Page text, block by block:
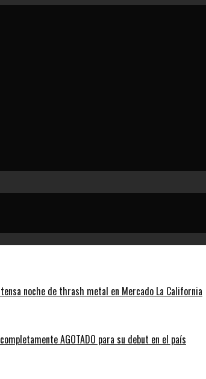
noche de thrash metal en Mercado La California
AGOTADO para su debut en el país